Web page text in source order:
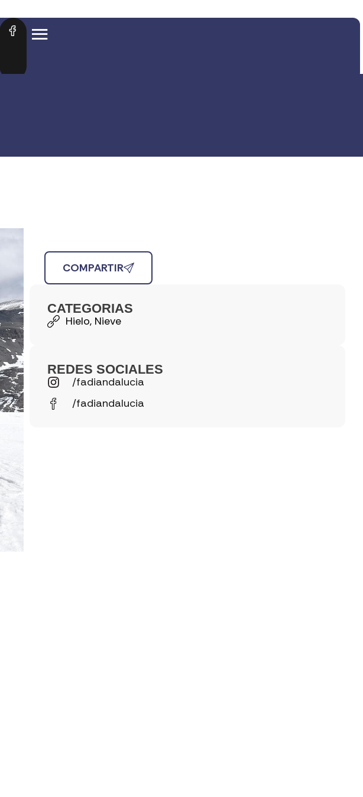
COMPARTIR
CATEGORIAS
Hielo, Nieve
REDES SOCIALES
/fadiandalucia
/fadiandalucia